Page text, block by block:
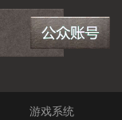
游戏系统